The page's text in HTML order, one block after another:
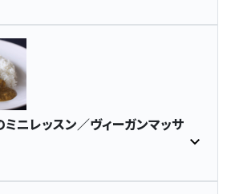
ニレッスン／ヴィーガンマッサ